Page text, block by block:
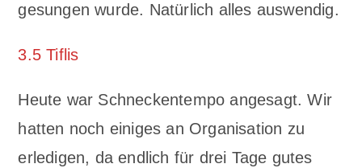
gesungen wurde. Natürlich alles auswendig.
3.5 Tiflis
Heute war Schneckentempo angesagt. Wir
hatten noch einiges an Organisation zu
erledigen, da endlich für drei Tage gutes